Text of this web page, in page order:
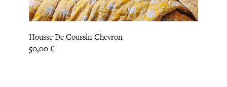
Housse De Coussin Chevron
Prix
50,00 €